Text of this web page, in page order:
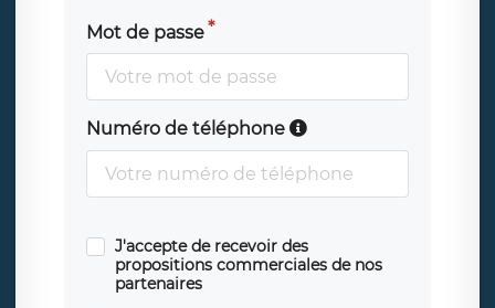
Mot de passe
Numéro de téléphone
J'accepte de recevoir des
propositions commerciales de nos
partenaires